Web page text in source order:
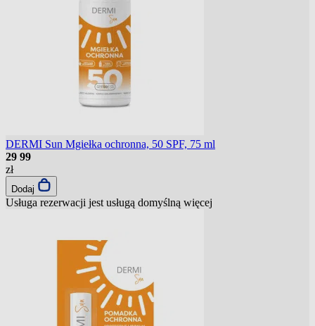
DERMI Sun Mgiełka ochronna, 50 SPF, 75 ml
29 99
zł
Dodaj
Usługa rezerwacji jest usługą domyślną więcej